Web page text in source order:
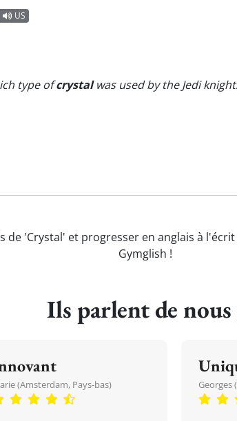
US
type ofcrystalwas used by the Jedi
'Crystal' et progresser en anglais à
Gymglish !
Ils parlent de nous
(Amsterdam, Pays-bas) Georges